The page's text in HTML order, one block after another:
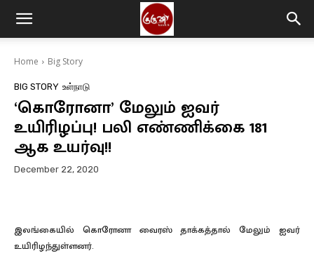
Home Big Story
BIG STORY உள்நாடு
‘கொரோனா’ மேலும் ஐவர்
உயிரிழப்பு! பலி எண்ணிக்கை 181
ஆக உயர்வு!!
December 22, 2020
இலங்கையில் கொரோனா வைரஸ் தாக்கத்தால் மேலும் ஐவர்
உயிரிழந்துள்ளனர்.